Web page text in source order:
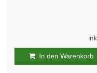
In den Warenkorb